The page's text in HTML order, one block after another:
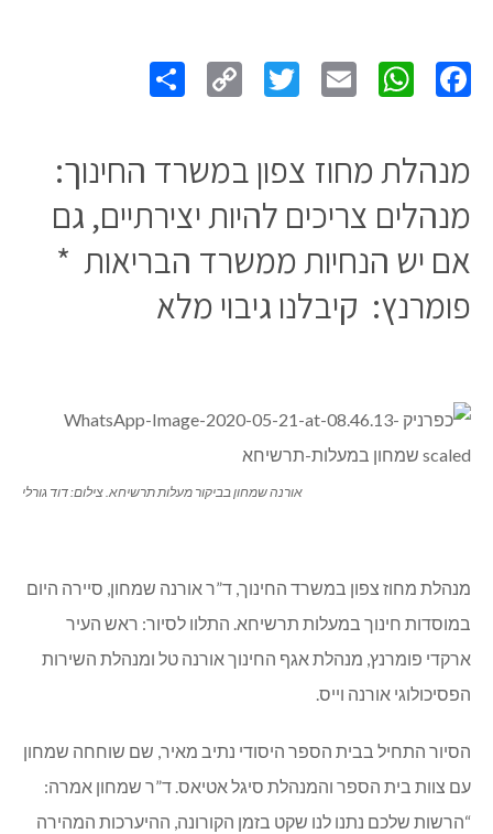
Link
מנהלת מחוז צפון במשרד החינוך:
מנהלים צריכים להיות יצירתיים, גם
אם יש הנחיות ממשרד הבריאות *
פומרנץ: קיבלנו גיבוי מלא
אורנה שמחון בביקור מעלות תרשיחא. צילום: דוד גורלי
מנהלת מחוז צפון במשרד החינוך, ד”ר אורנה שמחון, סיירה היום
במוסדות חינוך במעלות תרשיחא. התלוו לסיור: ראש העיר
ארקדי פומרנץ, מנהלת אגף החינוך אורנה טל ומנהלת השירות
הפסיכולוגי אורנה וייס.
הסיור התחיל בבית הספר היסודי נתיב מאיר, שם שוחחה שמחון
עם צוות בית הספר והמנהלת סיגל אטיאס. ד”ר שמחון אמרה:
“הרשות שלכם נתנו לנו שקט בזמן הקורונה, ההיערכות המהירה